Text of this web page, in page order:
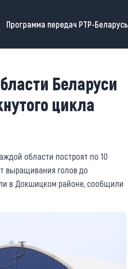
Программа передач РТР-Беларусь
Беларуси
цикла
области построят по 10
выращивания голов до
в Докшицком районе, сообщили